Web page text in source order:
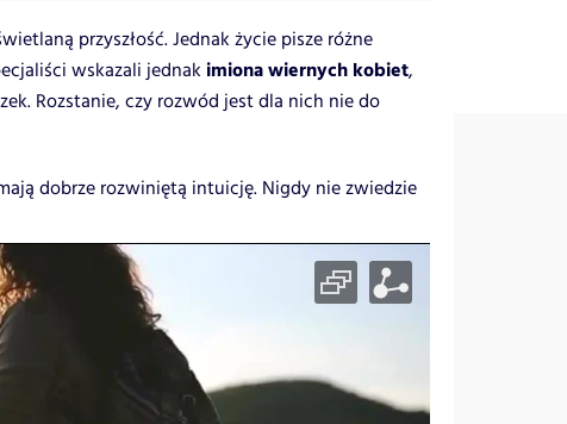
przyszłość. Jednak życie pisze różne
wskazali jednak imiona wiernych kobiet,
Rozstanie, czy rozwód jest dla nich nie do
dobrze rozwiniętą intuicję. Nigdy nie zwiedzie